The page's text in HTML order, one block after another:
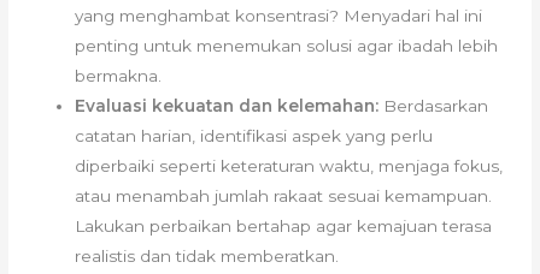
yang menghambat konsentrasi? Menyadari hal ini
penting untuk menemukan solusi agar ibadah lebih
bermakna.
Evaluasi kekuatan dan kelemahan: Berdasarkan
catatan harian, identifikasi aspek yang perlu
diperbaiki seperti keteraturan waktu, menjaga fokus,
atau menambah jumlah rakaat sesuai kemampuan.
Lakukan perbaikan bertahap agar kemajuan terasa
realistis dan tidak memberatkan.